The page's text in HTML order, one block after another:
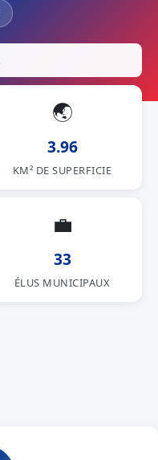
🌏
3.96
KM² DE SUPERFICIE
💼
33
ÉLUS MUNICIPAUX